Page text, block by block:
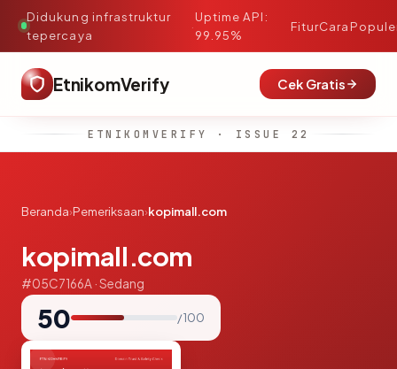
Didukung infrastruktur
tepercaya
·
Uptime API:
99.95%
FiturCara
EtnikomVerify Cek Gratis
ETNIKOMVERIFY · ISSUE 22
Beranda›Pemeriksaan›kopimall.com
kopimall.com
#05C7166A · Sedang
50 / 100